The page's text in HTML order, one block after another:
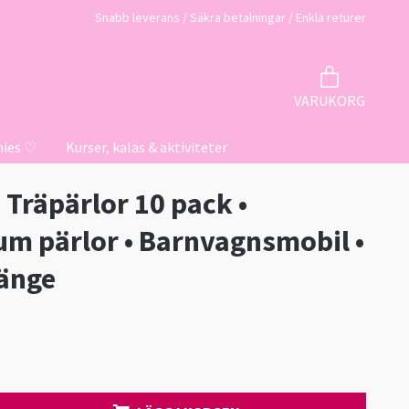
Snabb leverans / Säkra betalningar / Enkla returer
VARUKORG
♡ Kurser, kalas & aktiviteter
10 pack •
pärlor • Barnvagnsmobil •